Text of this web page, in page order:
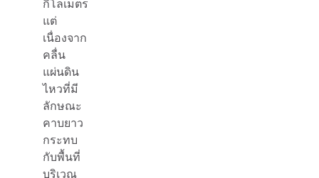
กิโลเมตร
แต่
เนื่องจาก
คลื่น
แผ่นดิน
ไหวที่มี
ลักษณะ
คาบยาว
กระทบ
กับพื้นที่
บริเวณ